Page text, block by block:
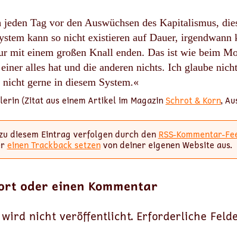
Tag vor den Auswüchsen des Kapitalismus,
kann so nicht existieren auf Dauer, irgendwann
mit einem großen Knall enden. Das ist wie beim
alles hat und die anderen nichts. Ich glaube
gerne in diesem System.«
(Zitat aus einem Artikel im MagazinSchrot & Korn,
diesem Eintrag verfolgen durch den RSS-Kommentar-
einen Trackback setzenvon deiner eigenen Website aus.
oder einen Kommentar
wird nicht veröffentlicht. Erforderliche